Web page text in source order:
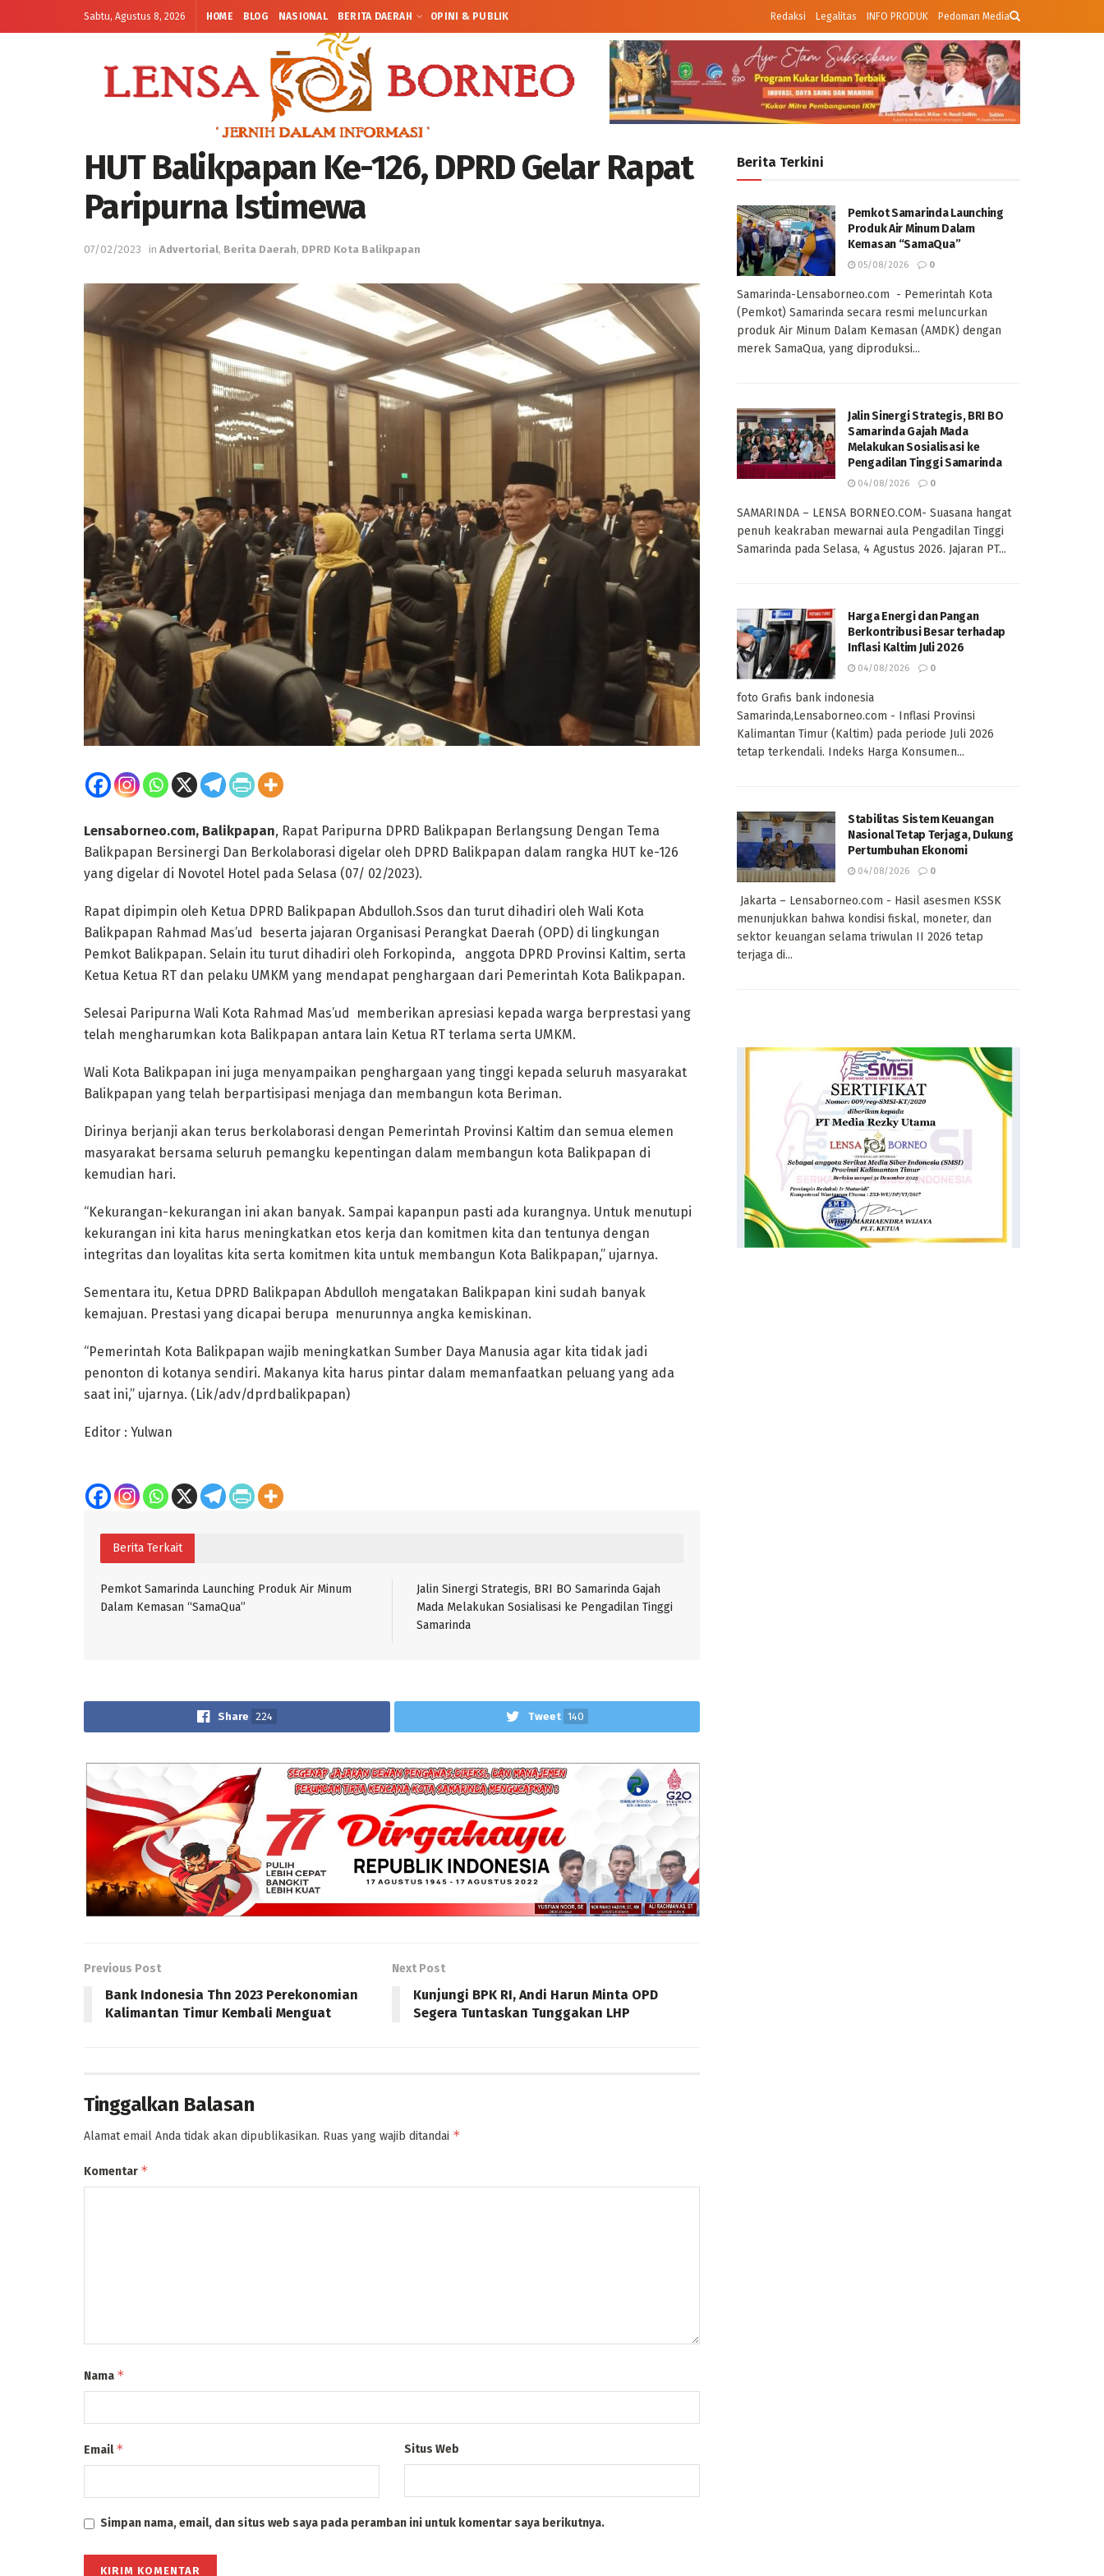
Sabtu, Agustus 8, 2026 HOME BLOG NASIONAL BERITA DAERAH OPINI & PUBLIK Redaksi Legalitas INFO PRODUK Pedoman Media
HUT Balikpapan Ke-126, DPRD Gelar Rapat
Paripurna Istimewa
07/02/2023 in Advertorial, Berita Daerah, DPRD Kota Balikpapan
Lensaborneo.com, Balikpapan, Rapat Paripurna DPRD Balikpapan Berlangsung Dengan Tema
Balikpapan Bersinergi Dan Berkolaborasi digelar oleh DPRD Balikpapan dalam rangka HUT ke-126
yang digelar di Novotel Hotel pada Selasa (07/ 02/2023).
Rapat dipimpin oleh Ketua DPRD Balikpapan Abdulloh.Ssos dan turut dihadiri oleh Wali Kota
Balikpapan Rahmad Mas’ud beserta jajaran Organisasi Perangkat Daerah (OPD) di lingkungan
Pemkot Balikpapan. Selain itu turut dihadiri oleh Forkopinda, anggota DPRD Provinsi Kaltim, serta
Ketua Ketua RT dan pelaku UMKM yang mendapat penghargaan dari Pemerintah Kota Balikpapan.
Selesai Paripurna Wali Kota Rahmad Mas’ud memberikan apresiasi kepada warga berprestasi yang
telah mengharumkan kota Balikpapan antara lain Ketua RT terlama serta UMKM.
Wali Kota Balikpapan ini juga menyampaikan penghargaan yang tinggi kepada seluruh masyarakat
Balikpapan yang telah berpartisipasi menjaga dan membangun kota Beriman.
Dirinya berjanji akan terus berkolaborasi dengan Pemerintah Provinsi Kaltim dan semua elemen
masyarakat bersama seluruh pemangku kepentingan dalam membangun kota Balikpapan di
kemudian hari.
“Kekurangan-kekurangan ini akan banyak. Sampai kapanpun pasti ada kurangnya. Untuk menutupi
kekurangan ini kita harus meningkatkan etos kerja dan komitmen kita dan tentunya dengan
integritas dan loyalitas kita serta komitmen kita untuk membangun Kota Balikpapan,” ujarnya.
Sementara itu, Ketua DPRD Balikpapan Abdulloh mengatakan Balikpapan kini sudah banyak
kemajuan. Prestasi yang dicapai berupa menurunnya angka kemiskinan.
“Pemerintah Kota Balikpapan wajib meningkatkan Sumber Daya Manusia agar kita tidak jadi
penonton di kotanya sendiri. Makanya kita harus pintar dalam memanfaatkan peluang yang ada
saat ini,” ujarnya. (Lik/adv/dprdbalikpapan)
Editor : Yulwan
Berita Terkait
Pemkot Samarinda Launching Produk Air Minum
Dalam Kemasan “SamaQua”
Jalin Sinergi Strategis, BRI BO Samarinda Gajah
Mada Melakukan Sosialisasi ke Pengadilan Tinggi
Samarinda
Share 224 Tweet 140
Previous Post
Bank Indonesia Thn 2023 Perekonomian
Kalimantan Timur Kembali Menguat
Next Post
Kunjungi BPK RI, Andi Harun Minta OPD
Segera Tuntaskan Tunggakan LHP
Tinggalkan Balasan
Alamat email Anda tidak akan dipublikasikan. Ruas yang wajib ditandai *
Komentar *
Nama *
Email* Situs Web
Simpan nama, email, dan situs web saya pada peramban ini untuk komentar saya berikutnya.
Berita Terkini
Pemkot Samarinda Launching
Produk Air Minum Dalam
Kemasan “SamaQua”
05/08/2026 0
Samarinda-Lensaborneo.com - Pemerintah Kota
(Pemkot) Samarinda secara resmi meluncurkan
produk Air Minum Dalam Kemasan (AMDK) dengan
merek SamaQua, yang diproduksi...
Jalin Sinergi Strategis, BRI BO
Samarinda Gajah Mada
Melakukan Sosialisasi ke
Pengadilan Tinggi Samarinda
04/08/2026 0
SAMARINDA – LENSA BORNEO.COM- Suasana hangat
penuh keakraban mewarnai aula Pengadilan Tinggi
Samarinda pada Selasa, 4 Agustus 2026. Jajaran PT...
Harga Energi dan Pangan
Berkontribusi Besar terhadap
Inflasi Kaltim Juli 2026
04/08/2026 0
foto Grafis bank indonesia
Samarinda,Lensaborneo.com - Inflasi Provinsi
Kalimantan Timur (Kaltim) pada periode Juli 2026
tetap terkendali. Indeks Harga Konsumen...
Stabilitas Sistem Keuangan
Nasional Tetap Terjaga, Dukung
Pertumbuhan Ekonomi
04/08/2026 0
Jakarta – Lensaborneo.com - Hasil asesmen KSSK
menunjukkan bahwa kondisi fiskal, moneter, dan
sektor keuangan selama triwulan II 2026 tetap
terjaga di...